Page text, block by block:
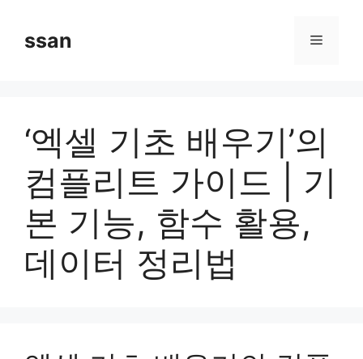
contentssan Menu
‘엑셀 기초 배우기’의
컴플리트 가이드 | 기
본 기능, 함수 활용,
데이터 정리법